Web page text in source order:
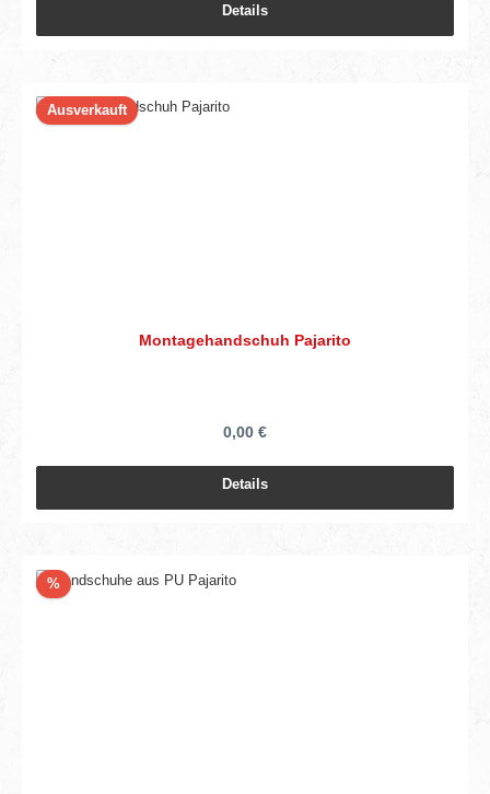
Details
Ausverkauft
Montagehandschuh Pajarito
0,00 €
Details
%Rabatt